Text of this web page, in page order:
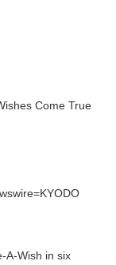
Come True
A-Wish in six